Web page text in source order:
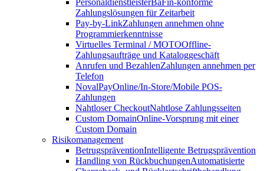
PersonaldienstleisterBaFin-konforme
Zahlungslösungen für Zeitarbeit
Pay-by-LinkZahlungen annehmen ohne
Programmierkenntnisse
Virtuelles Terminal / MOTOOffline-
Zahlungsaufträge und Kataloggeschäft
Anrufen und BezahlenZahlungen annehmen per
Telefon
NovalPayOnline/In-Store/Mobile POS-
Zahlungen
Nahtloser CheckoutNahtlose Zahlungsseiten
Custom DomainOnline-Vorsprung mit einer
Custom Domain
Risikomanagement
BetrugspräventionIntelligente Betrugsprävention
Handling von RückbuchungenAutomatisierte